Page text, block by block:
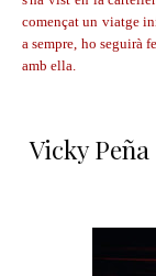
començat un viatge
a sempre, ho seguirà
amb ella.
Vicky